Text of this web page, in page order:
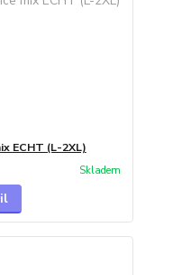
ECHT (L-2XL)
Skladem